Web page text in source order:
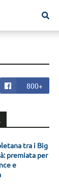
800+
tra i Big
premiata per
e